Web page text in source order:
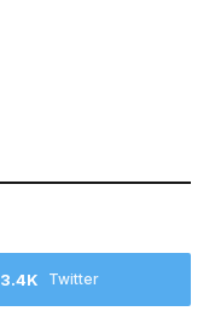
Twitter
3.4K